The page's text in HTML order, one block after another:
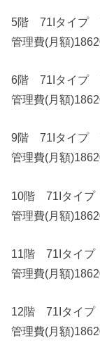
5階 71Iタイプ
管理費(月額
6階 71Iタイプ
管理費(月額
9階 71Iタイプ
管理費(月額
10階 71Iタイ
管理費(月額
11階 71Iタイ
管理費(月額
12階 71Iタイ
管理費(月額